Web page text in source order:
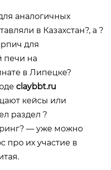
аналогичных
в Казахстан?, а ?
для
печи на
в Липецке?
claybbt.ru
кейсы или
раздел ?
— уже можно
про их участие в